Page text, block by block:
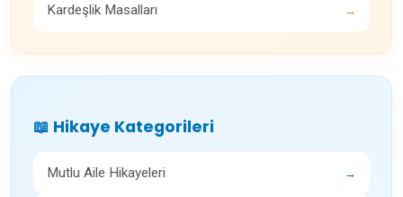
Kardeşlik Masalları →
📖 Hikaye Kategorileri
Mutlu Aile Hikayeleri →